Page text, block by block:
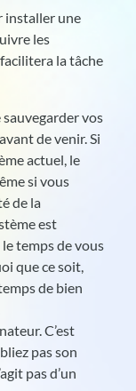
installer une
les
la tâche
vos
de venir. Si
actuel, le
si vous
de la
est
temps de vous
que ce soit,
de bien
C’est
pas son
pas d’un